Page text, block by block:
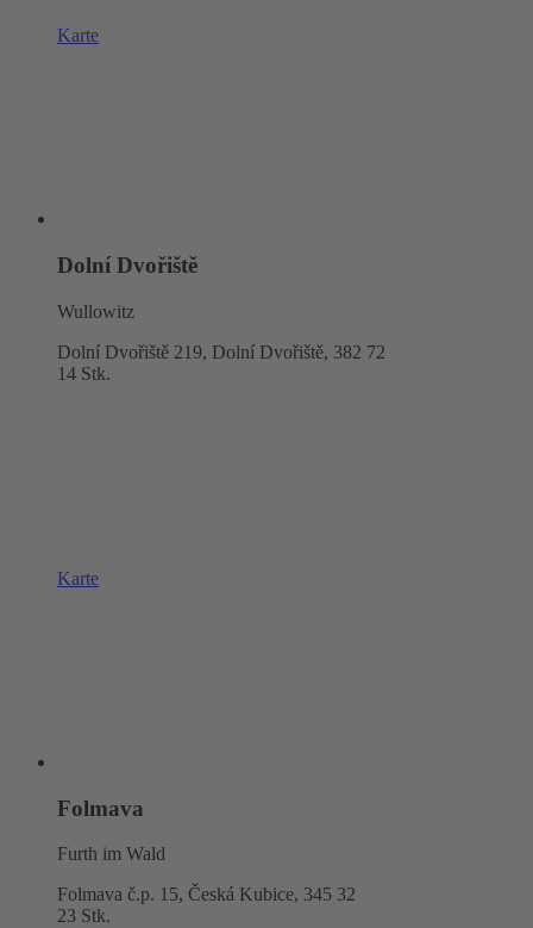
Karte
Dolní Dvořiště
Wullowitz
Dolní Dvořiště 219, Dolní Dvořiště, 382 72
14 Stk.
Karte
Folmava
Furth im Wald
Folmava č.p. 15, Česká Kubice, 345 32
23 Stk.